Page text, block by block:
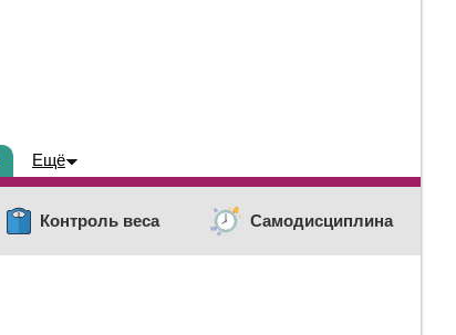
Ещё
Контроль веса Самодисциплина